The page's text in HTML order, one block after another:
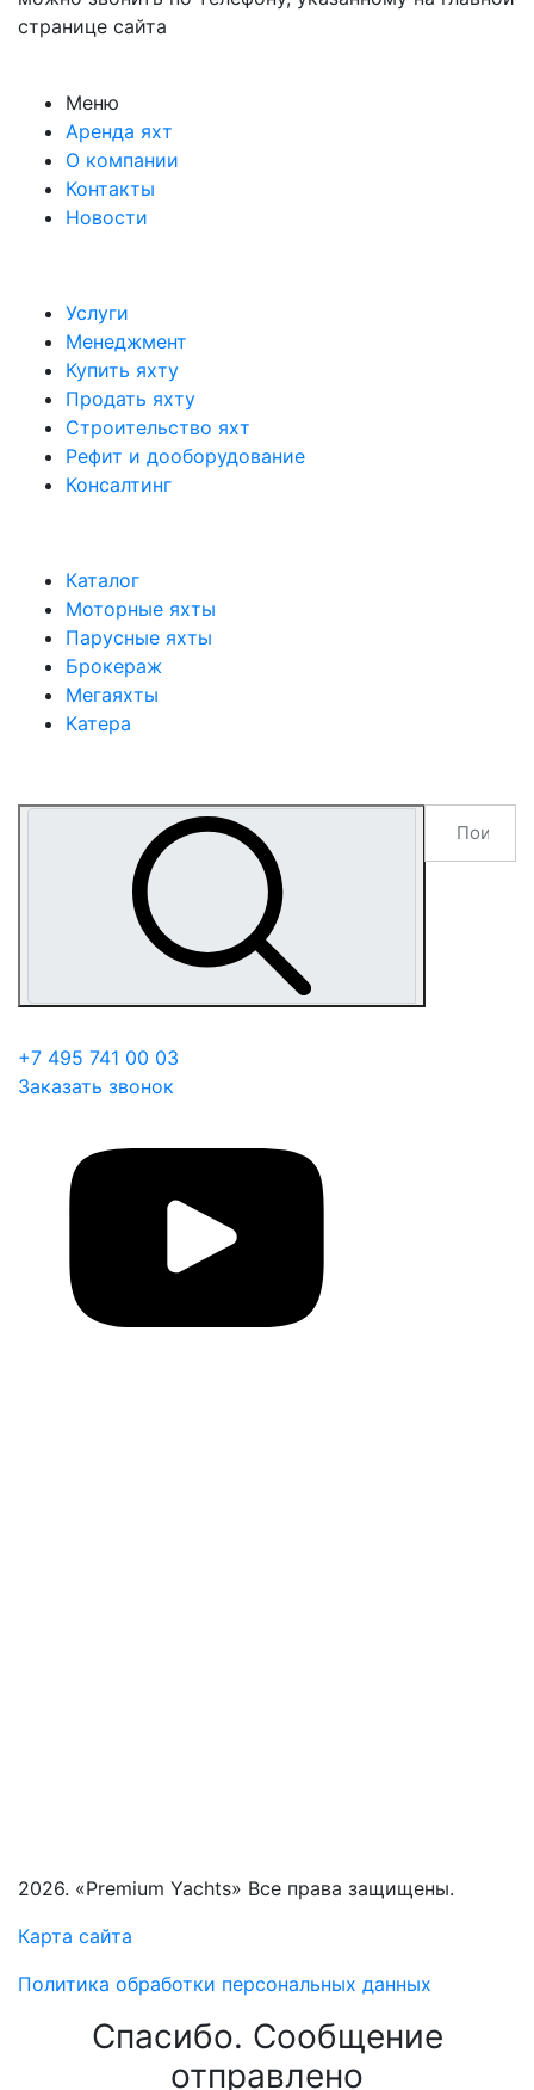
странице сайта
Меню
Аренда яхт
О компании
Контакты
Новости
Услуги
Менеджмент
Купить яхту
Продать яхту
Строительство яхт
Рефит и дооборудование
Консалтинг
Каталог
Моторные яхты
Парусные яхты
Брокераж
Мегаяхты
Катера
+7 495 741 00 03
Заказать звонок
2026. «Premium Yachts» Все права защищены.
Карта сайта
Политика обработки персональных данных
Спасибо. Сообщение
отправлено